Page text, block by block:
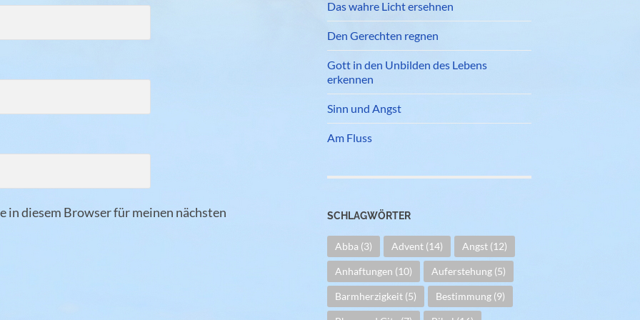
in diesem Browser für meinen nächsten
Das wahre Licht ersehnen
Den Gerechten regnen
Gott in den Unbilden des Lebens
erkennen
Sinn und Angst
Am Fluss
SCHLAGWÖRTER
Abba (3) Advent (14) Angst (12)
Anhaftungen (10) Auferstehung (5)
Barmherzigkeit (5) Bestimmung (9)